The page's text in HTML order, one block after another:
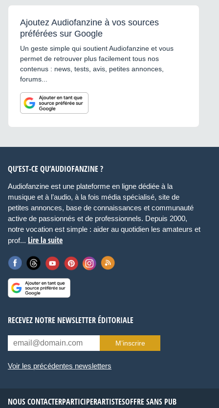
Ajoutez Audiofanzine à vos sources
préférées sur Google
Un geste simple qui soutient Audiofanzine et vous
permet de retrouver plus facilement tous nos
contenus : news, tests, avis, petites annonces,
forums...
QU’EST-CE QU’AUDIOFANZINE ?
Audiofanzine est une plateforme en ligne dédiée à la
musique et à l’audio, à la fois média spécialisé, site de
petites annonces, base de connaissances et communauté
active de passionnés et de professionnels. Depuis 2000,
notre vocation est simple : aider au quotidien les amateurs et
prof... Lire la suite
RECEVEZ NOTRE NEWSLETTER ÉDITORIALE
M’inscrire
Voir les précédentes newsletters
NOUS CONTACTERPARTICIPERARTISTESOFFRE SANS PUB